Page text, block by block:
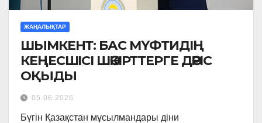
ЖАҢАЛЫҚТАР
ШЫМКЕНТ: БАС МҮФТИДІҢ
КЕҢЕСШІСІ ШӘКІРТТЕРГЕ ДӘРІС
ОҚЫДЫ
05.06.2026
Бүгін Қазақстан мұсылмандары діни